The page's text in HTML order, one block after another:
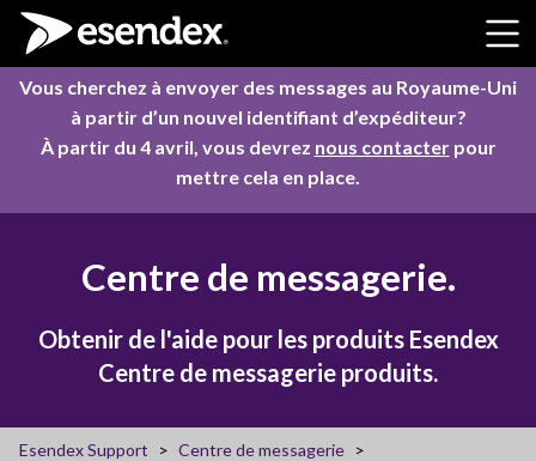
Skip to content
Vous cherchez à envoyer des messages au Royaume-Uni
à partir d’un nouvel identifiant d’expéditeur?
À partir du 4 avril, vous devrez nous contacterpour
mettre cela en place.
Centre de messagerie.
Obtenir de l'aide pour les produits Esendex
Centre de messagerie produits.
Esendex Support
Centre de messagerie